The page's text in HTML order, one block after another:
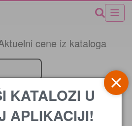
cene iz kataloga
KATALOZI U
APLIKACIJI!